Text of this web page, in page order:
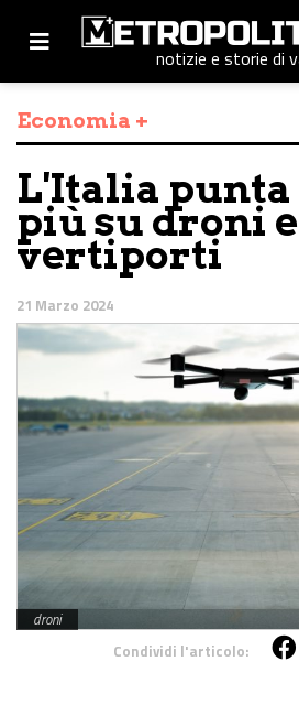
notizie e storie di
Economia +
L'Italia punta
più su droni e
vertiporti
21 Marzo 2024
droni
Condividi l'articolo: